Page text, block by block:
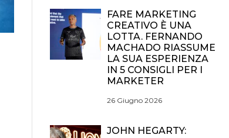
FARE MARKETING
CREATIVO È UNA
LOTTA. FERNANDO
MACHADO RIASSUME
LA SUA ESPERIENZA
IN 5 CONSIGLI PER I
MARKETER
26 Giugno 2026
JOHN HEGARTY: